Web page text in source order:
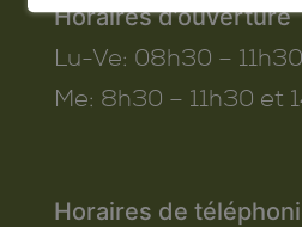
Horaires d’ouverture
Lu-Ve: 08h30 – 11h30
Me: 8h30 – 11h30 et
Horaires de